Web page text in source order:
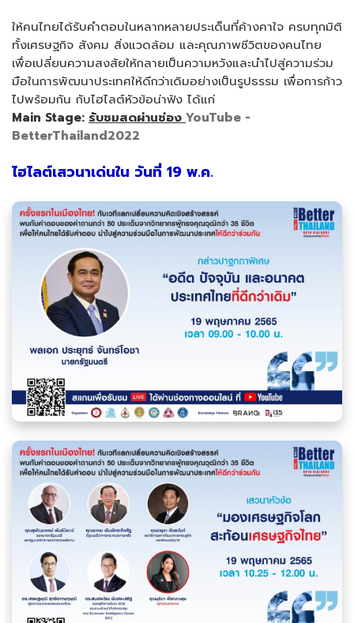
ให้คนไทยได้รับคำตอบในหลากหลายประเด็นที่ค้างคาใจ ครบทุกมิติ
ทั้งเศรษฐกิจ สังคม สิ่งแวดล้อม และคุณภาพชีวิตของคนไทย
เพื่อเปลี่ยนความสงสัยให้กลายเป็นความหวังและนำไปสู่ความร่วม
มือในการพัฒนาประเทศให้ดีกว่าเดิมอย่างเป็นรูปธรรม เพื่อการก้าว
ไปพร้อมกัน กับไฮไลต์หัวข้อน่าฟัง ได้แก่
Main Stage: รับชมสดผ่านช่อง YouTube -
BetterThailand2022
ไฮไลต์เสวนาเด่นใน วันที่ 19 พ.ค.